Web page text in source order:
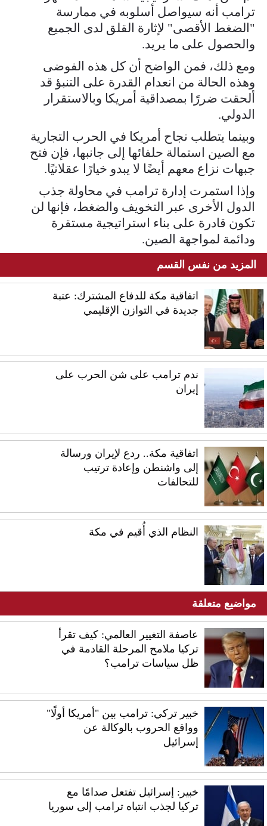
ترامب أنه سيواصل أسلوبه في ممارسة
"الضغط الأقصى" لإثارة القلق لدى الجميع
والحصول على ما يريد.
ومع ذلك، فمن الواضح أن كل هذه الفوضى
وهذه الحالة من انعدام القدرة على التنبؤ قد
ألحقت ضررًا بمصداقية أمريكا وبالاستقرار
الدولي.
وبينما يتطلب نجاح أمريكا في الحرب التجارية
مع الصين استمالة حلفائها إلى جانبها، فإن فتح
جبهات نزاع معهم أيضًا لا يبدو خيارًا عقلانيًا.
وإذا استمرت إدارة ترامب في محاولة جذب
الدول الأخرى عبر التخويف والضغط، فإنها لن
تكون قادرة على بناء استراتيجية مستقرة
ودائمة لمواجهة الصين.
المزيد من نفس القسم
اتفاقية مكة للدفاع المشترك: عتبة
جديدة في التوازن الإقليمي
ندم ترامب على شن الحرب على
إيران
اتفاقية مكة.. ردع لإيران ورسالة
إلى واشنطن وإعادة ترتيب
للتحالفات
النظام الذي أُقيم في مكة
مواضيع متعلقة
عاصفة التغيير العالمي: كيف تقرأ
تركيا ملامح المرحلة القادمة في
ظل سياسات ترامب؟
خبير تركي: ترامب بين "أمريكا أولًا"
وواقع الحروب بالوكالة عن
إسرائيل
خبير: إسرائيل تفتعل صدامًا مع
تركيا لجذب انتباه ترامب إلى سوريا